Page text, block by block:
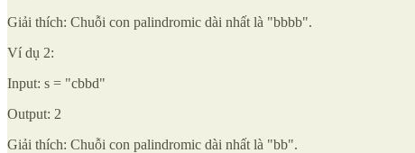
Giải thích: Chuỗi con palindromic dài nhất là "bbbb".
Ví dụ 2:
Input: s = "cbbd"
Output: 2
Giải thích: Chuỗi con palindromic dài nhất là "bb".